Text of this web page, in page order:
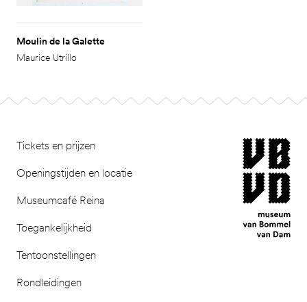
Moulin de la Galette
Maurice Utrillo
Tickets en prijzen
Openingstijden en locatie
Museumcafé Reina
Toegankelijkheid
Tentoonstellingen
Rondleidingen
museum van